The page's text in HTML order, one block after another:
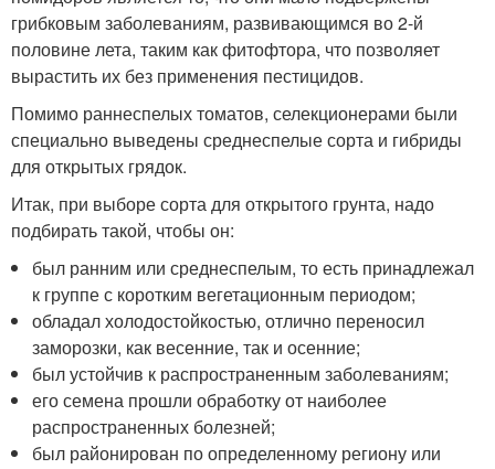
грибковым заболеваниям, развивающимся во 2-й
половине лета, таким как фитофтора, что позволяет
вырастить их без применения пестицидов.
Помимо раннеспелых томатов, селекционерами были
специально выведены среднеспелые сорта и гибриды
для открытых грядок.
Итак, при выборе сорта для открытого грунта, надо
подбирать такой, чтобы он:
был ранним или среднеспелым, то есть принадлежал
к группе с коротким вегетационным периодом;
обладал холодостойкостью, отлично переносил
заморозки, как весенние, так и осенние;
был устойчив к распространенным заболеваниям;
его семена прошли обработку от наиболее
распространенных болезней;
был районирован по определенному региону или